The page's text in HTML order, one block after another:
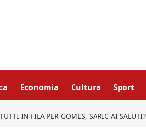
Economia Cultura Sport
IN FILA PER GOMES, SARIC AI SALUTI?